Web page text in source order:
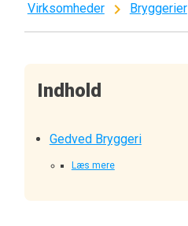
Virksomheder chevron_right Bryggerier
Indhold
Gedved Bryggeri
Læs mere